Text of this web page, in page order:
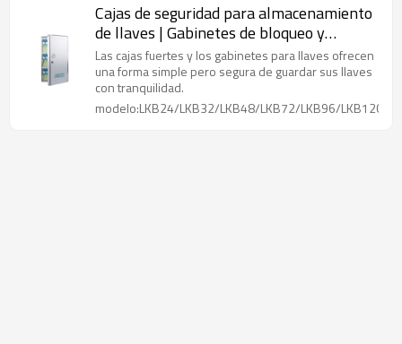
Cajas de seguridad para almacenamiento
de llaves | Gabinetes de bloqueo y
etiquetado de almacenamiento de
aluminio | Fabricación de cerraduras Lita
Las cajas fuertes y los gabinetes para llaves ofrecen
una forma simple pero segura de guardar sus llaves
con tranquilidad.
modelo:LKB24/LKB32/LKB48/LKB72/LKB96/LKB120/